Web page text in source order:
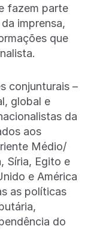
fazem parte
imprensa,
que
conjunturais –
global e
da
aos
Médio/
Síria, Egito e
e América
as políticas
do